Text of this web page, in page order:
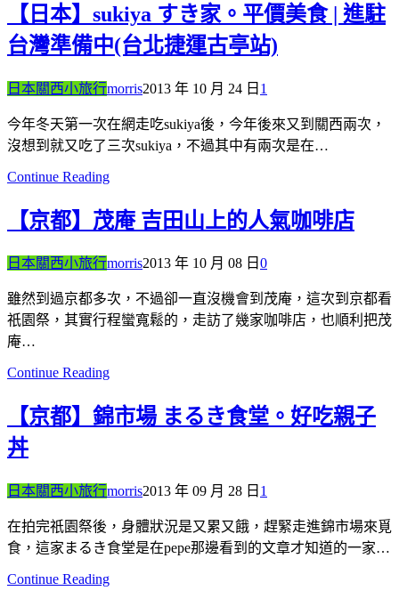
【日本】sukiya すき家。平價美食 | 進駐
台灣準備中(台北捷運古亭站)
日本關西小旅行morris2013 年 10 月 24 日 1
今年冬天第一次在網走吃sukiya後，今年後來又到關西兩次，
沒想到就又吃了三次sukiya，不過其中有兩次是在…
Continue Reading
【京都】茂庵 吉田山上的人氣咖啡店
日本關西小旅行morris2013 年 10 月 08 日 0
雖然到過京都多次，不過卻一直沒機會到茂庵，這次到京都看
祇園祭，其實行程蠻寬鬆的，走訪了幾家咖啡店，也順利把茂
庵…
Continue Reading
【京都】錦市場 まるき食堂。好吃親子
丼
日本關西小旅行morris2013 年 09 月 28 日 1
在拍完祇園祭後，身體狀況是又累又餓，趕緊走進錦市場來覓
食，這家まるき食堂是在pepe那邊看到的文章才知道的一家…
Continue Reading